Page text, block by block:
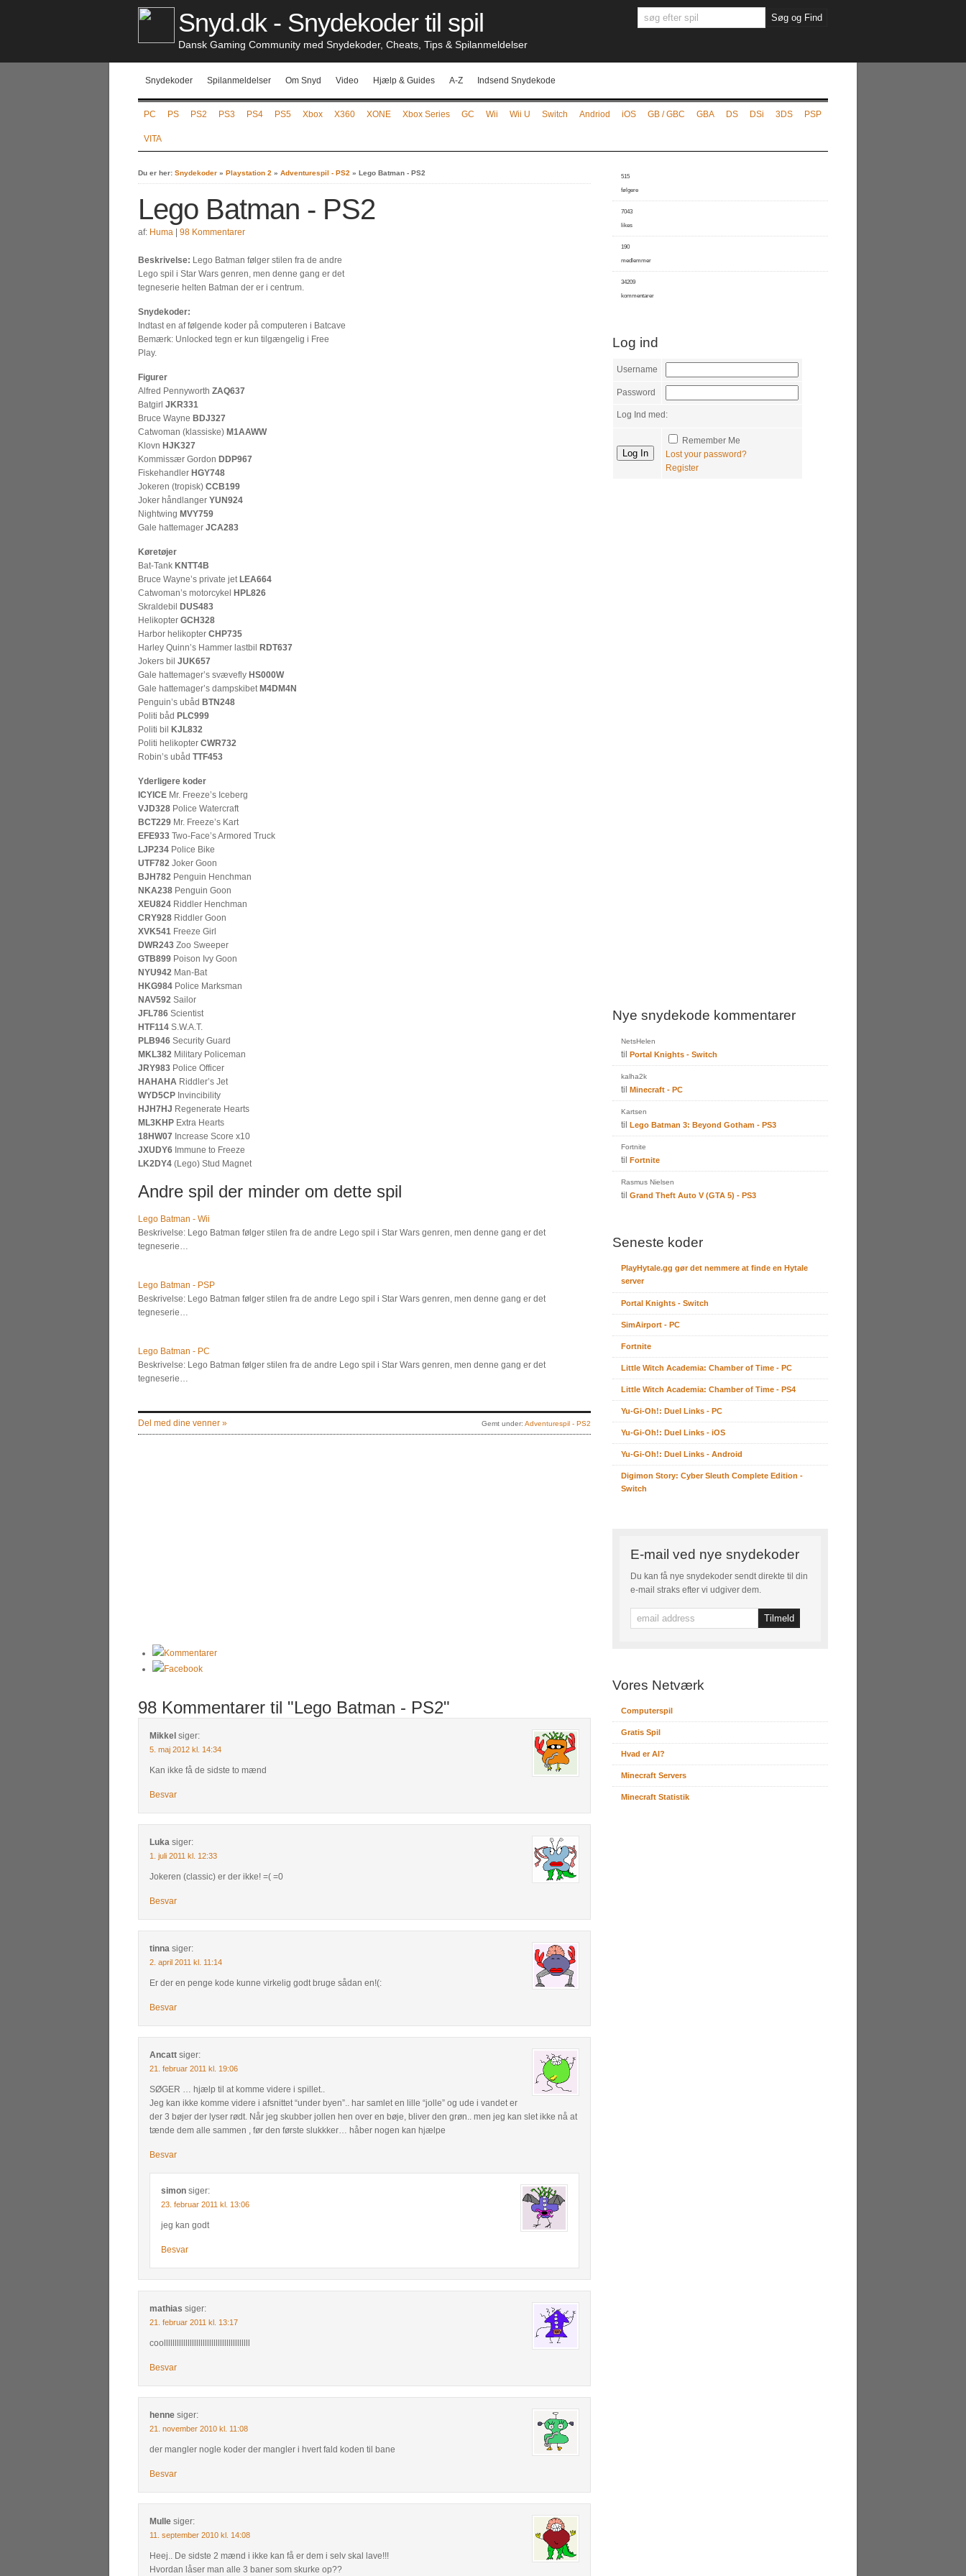
Snyd.dk - Snydekoder til spil
Dansk Gaming Community med Snydekoder, Cheats, Tips & Spilanmeldelser
Snydekoder Spilanmeldelser Om Snyd Video Hjælp & Guides A-Z Indsend Snydekode
PC PS PS2 PS3 PS4 PS5 Xbox X360 XONE Xbox Series GC Wii Wii U Switch Andriod iOS GB / GBC GBA DS DSi 3DS PSP
VITA
Du er her: Snydekoder » Playstation 2 » Adventurespil - PS2 » Lego Batman - PS2
Lego Batman - PS2
af: Huma 98 Kommentarer
Beskrivelse: Lego Batman følger stilen fra de andre
Lego spil i Star Wars genren, men denne gang er det
tegneserie helten Batman der er i centrum.
Snydekoder:
Indtast en af følgende koder på computeren i Batcave
Bemærk: Unlocked tegn er kun tilgængelig i Free
Play.
Figurer
Alfred Pennyworth ZAQ637
Batgirl JKR331
Bruce Wayne BDJ327
Catwoman (klassiske) M1AAWW
Klovn HJK327
Kommissær Gordon DDP967
Fiskehandler HGY748
Jokeren (tropisk) CCB199
Joker håndlanger YUN924
Nightwing MVY759
Gale hattemager JCA283
Køretøjer
Bat-Tank KNTT4B
Bruce Wayne’s private jet LEA664
Catwoman’s motorcykel
HPL826
Skraldebil
DUS483
Helikopter GCH328
Harbor helikopter CHP735
Harley Quinn’s Hammer lastbil
RDT637
Jokers bil JUK657
Gale hattemager’s svævefly HS000W
Gale hattemager’s dampskibet M4DM4N
Penguin’s ubåd BTN248
Politi båd PLC999
Politi bil
KJL832
Politi helikopter CWR732
Robin’s ubåd TTF453
Yderligere koder
ICYICE Mr. Freeze’s Iceberg
VJD328 Police Watercraft
BCT229 Mr. Freeze’s Kart
EFE933 Two-Face’s Armored Truck
LJP234 Police Bike
UTF782 Joker Goon
BJH782 Penguin Henchman
NKA238 Penguin Goon
XEU824 Riddler Henchman
CRY928 Riddler Goon
XVK541 Freeze Girl
DWR243 Zoo Sweeper
GTB899 Poison Ivy Goon
NYU942 Man-Bat
HKG984 Police Marksman
NAV592 Sailor
JFL786 Scientist
HTF114 S.W.A.T.
PLB946 Security Guard
MKL382 Military Policeman
JRY983 Police Officer
HAHAHA Riddler’s Jet
WYD5CP Invincibility
HJH7HJ Regenerate Hearts
ML3KHP Extra Hearts
18HW07 Increase Score x10
JXUDY6 Immune to Freeze
LK2DY4 (Lego) Stud Magnet
Andre spil der minder om dette spil
Lego Batman - Wii
Beskrivelse: Lego Batman følger stilen fra de andre Lego spil i Star Wars genren, men denne gang er det
tegneserie…
Lego Batman - PSP
Beskrivelse: Lego Batman følger stilen fra de andre Lego spil i Star Wars genren, men denne gang er det
tegneserie…
Lego Batman - PC
Beskrivelse: Lego Batman følger stilen fra de andre Lego spil i Star Wars genren, men denne gang er det
tegneserie…
Del med dine venner » Gemt under: Adventurespil - PS2
Kommentarer
Facebook
98 Kommentarer til "Lego Batman - PS2"
Mikkel siger:
5. maj 2012 kl. 14:34
Kan ikke få de sidste to mænd
Besvar
Luka siger:
1. juli 2011 kl. 12:33
Jokeren (classic) er der ikke! =( =0
Besvar
tinna siger:
2. april 2011 kl. 11:14
Er der en penge kode kunne virkelig godt bruge sådan en!(:
Besvar
Ancatt siger:
21. februar 2011 kl. 19:06
SØGER … hjælp til at komme videre i spillet..
Jeg kan ikke komme videre i afsnittet “under byen”.. har samlet en lille “jolle” og ude i vandet er
der 3 bøjer der lyser rødt. Når jeg skubber jollen hen over en bøje, bliver den grøn.. men jeg kan slet ikke nå at
tænde dem alle sammen , før den første slukkker… håber nogen kan hjælpe
Besvar
simon siger:
23. februar 2011 kl. 13:06
jeg kan godt
Besvar
mathias siger:
21. februar 2011 kl. 13:17
coollllllllllllllllllllllllllllllllllllllll
Besvar
henne siger:
21. november 2010 kl. 11:08
der mangler nogle koder der mangler i hvert fald koden til bane
Besvar
Mulle siger:
11. september 2010 kl. 14:08
Heej.. De sidste 2 mænd i ikke kan få er dem i selv skal lave!!!
Hvordan låser man alle 3 baner som skurke op??
515
følgere
7043
likes
190
medlemmer
34209
kommentarer
Log ind
Username
Password
Log Ind med:
Remember Me
Lost your password?
Register
Nye snydekode kommentarer
NetsHelen
til Portal Knights - Switch
kalha2k
til Minecraft - PC
Kartsen
til Lego Batman 3: Beyond Gotham - PS3
Fortnite
til Fortnite
Rasmus Nielsen
til Grand Theft Auto V (GTA 5) - PS3
Seneste koder
PlayHytale.gg gør det nemmere at finde en Hytale
server
Portal Knights - Switch
SimAirport - PC
Fortnite
Little Witch Academia: Chamber of Time - PC
Little Witch Academia: Chamber of Time - PS4
Yu-Gi-Oh!: Duel Links - PC
Yu-Gi-Oh!: Duel Links - iOS
Yu-Gi-Oh!: Duel Links - Android
Digimon Story: Cyber Sleuth Complete Edition -
Switch
E-mail ved nye snydekoder
Du kan få nye snydekoder sendt direkte til din
e-mail straks efter vi udgiver dem.
Vores Netværk
Computerspil
Gratis Spil
Hvad er AI?
Minecraft Servers
Minecraft Statistik